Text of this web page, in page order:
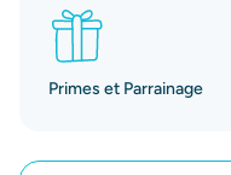
Primes et Parrainage